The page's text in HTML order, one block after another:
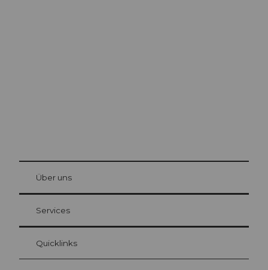
Gästekarte Luzern
Ihre Vorteile als Übernachtungsgast
at Bre
Über uns
Services
Quicklinks